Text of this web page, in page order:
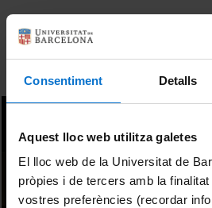
Consentiment Detalls
Aquest lloc web utilitza galetes
El lloc web de la Universitat de
pròpies i de tercers amb la
vostres preferències (recordar
Ordenar